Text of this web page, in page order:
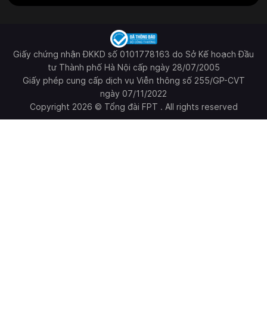
Giấy chứng nhận ĐKKD số 0101778163 do Sở Kế hoạch Đầu
tư Thành phố Hà Nội cấp ngày 28/07/2005
Giấy phép cung cấp dịch vụ Viễn thông số 255/GP-CVT
ngày 07/11/2022
Copyright 2026 © Tổng đài FPT . All rights reserved